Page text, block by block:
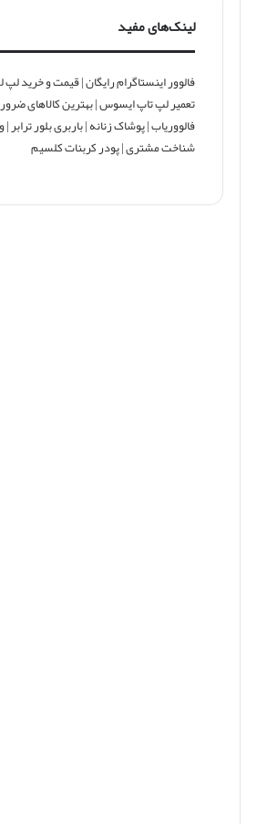
لینک‌های مفید
فالوور اینستاگرام رایگان|قیمت و خرید لپ
تعمیر لپ تاپ ایسوس|بهترین کالاهای
فالووریاب|پوشاک زنانه|باربری بلور ترابر|
شناخت مشتری|پودر کربنات کلسیم